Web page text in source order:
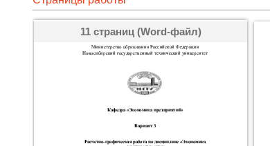
11 страниц (Word-файл)